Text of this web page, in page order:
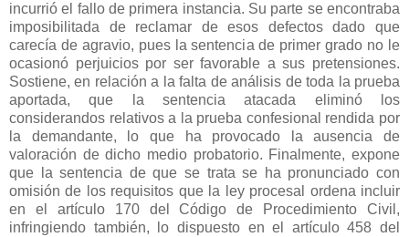
incurrió el fallo de primera instancia. Su parte se encontraba
imposibilitada de reclamar de esos defectos dado que
carecía de agravio, pues la sentencia de primer grado no le
ocasionó perjuicios por ser favorable a sus pretensiones.
Sostiene, en relación a la falta de análisis de toda la prueba
aportada, que la sentencia atacada eliminó los
considerandos relativos a la prueba confesional rendida por
la demandante, lo que ha provocado la ausencia de
valoración de dicho medio probatorio. Finalmente, expone
que la sentencia de que se trata se ha pronunciado con
omisión de los requisitos que la ley procesal ordena incluir
en el artículo 170 del Código de Procedimiento Civil,
infringiendo también, lo dispuesto en el artículo 458 del